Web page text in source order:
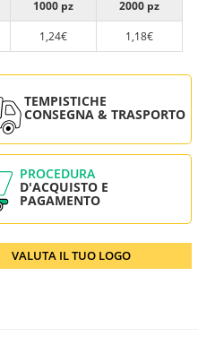
1000 pz
2000 pz
1,24€ 1,18€
TEMPISTICHE
CONSEGNA & TRASPORTO
PROCEDURA
D'ACQUISTO E
PAGAMENTO
VALUTA IL TUO LOGO